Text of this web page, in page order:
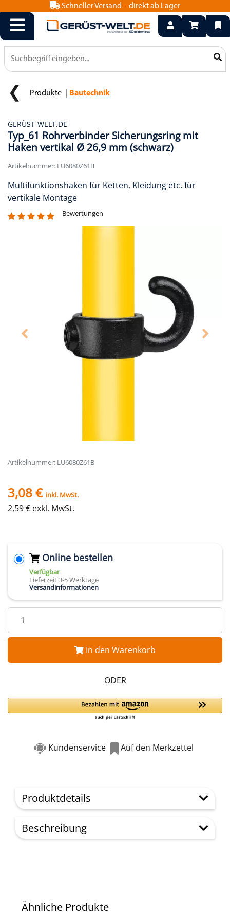
Schneller Versand – direkt ab Lager
0800 15 50 550
info@geruest-welt.de
Produkte Bautechnik
GERÜST-WELT.DE
Typ_61 Rohrverbinder Sicherungsring mit
Haken vertikal Ø 26,9 mm (schwarz)
Artikelnummer: LU6080Z61B
Multifunktionshaken für Ketten, Kleidung etc. für
vertikale Montage
Bewertungen
Artikelnummer: LU6080Z61B
3,08 € inkl. MwSt.
2,59 € exkl. MwSt.
Online bestellen
Verfügbar
Lieferzeit 3-5 Werktage
Versandinformationen
In den Warenkorb
ODER
Kundenservice Auf den Merkzettel
Produktdetails
Beschreibung
Ähnliche Produkte